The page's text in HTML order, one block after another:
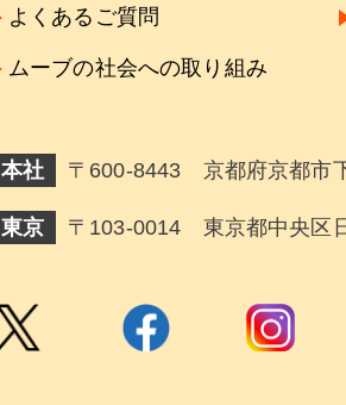
よくあるご質問
ムーブの社会への取り組み
本社 〒600-8443 京都府京都市
東京 〒103-0014 東京都中央区